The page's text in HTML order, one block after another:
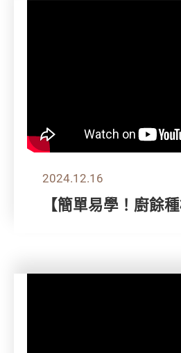
2024.12.16
【簡單易學！廚餘